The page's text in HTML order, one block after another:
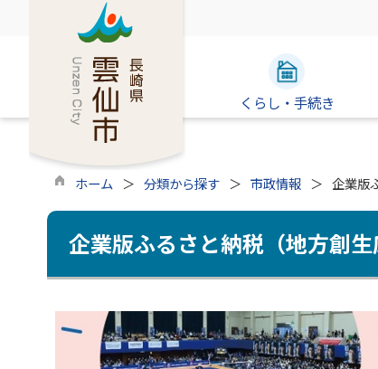
くらし・手続き
ホーム 分類から探す 市政情報 企業版
企業版ふるさと納税（地方創生